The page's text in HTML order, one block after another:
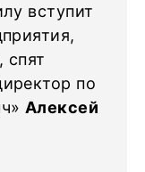
вступит
спят
по
Алексей